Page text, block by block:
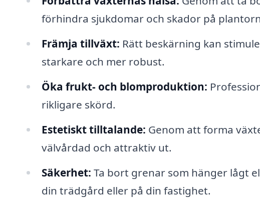
förhindra sjukdomar och skador på
Främja tillväxt: Rätt beskärning kan
starkare och mer robust.
Öka frukt- och blomproduktion:
rikligare skörd.
Estetiskt tilltalande: Genom att forma
välvårdad och attraktiv ut.
Säkerhet: Ta bort grenar som hänger lågt
din trädgård eller på din fastighet.